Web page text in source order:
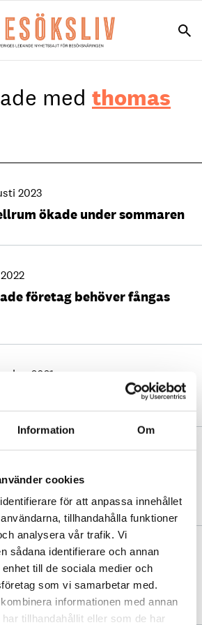
Information Om
cookies
för att anpassa innehållet
tillhandahålla funktioner
analysera vår trafik. Vi
sådana identifierare och annan
till de sociala medier och
som vi samarbetar med.
informationen med annan
tillhandahållit eller som de har
med thomas
2023
ökade under sommaren
företag behöver fångas
2021
efter restriktioner
återhämtning kommer
2021
konkursvåg när
startar om